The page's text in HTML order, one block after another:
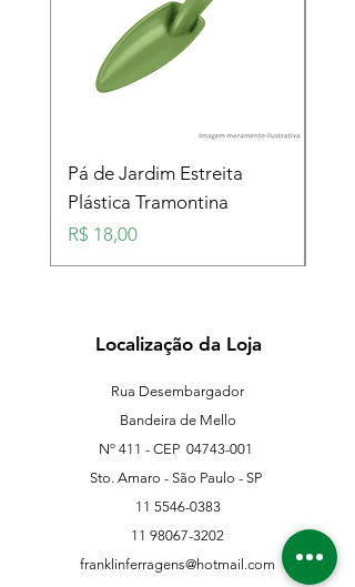
Pá de Jardim Estreita
Plástica Tramontina
Preço
R$ 18,00
Localização da Loja
Rua Desembargador
Bandeira de Mello
Nº 411 - CEP 04743-001
Sto. Amaro - São Paulo - SP
11 5546-0383
11 98067-3202
franklinferragens@hotmail.com